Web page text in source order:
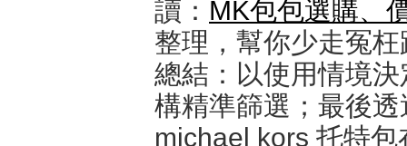
讀： MK包包選購、
整理，幫你少走冤枉
總結：以使用情境
構精準篩選；最後
michael kors 托特